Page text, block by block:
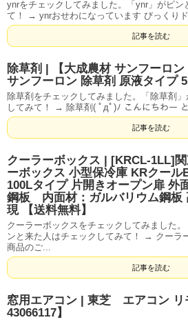
ynrをチェックしてみました。「ynr」がピン
て！ → ynrおせわになっています びっくり
記事を読む
除草剤 | 【大成農材 サンフーロ
サンフーロン 除草剤 原液タイプ
除草剤をチェックしてみました。「除草剤
してみて！ → 除草剤( ﾟдﾟ)ﾉ こんにちわー
記事を読む
クーラーボックス | [KRCL-1LL]
ーボックス 小型保冷庫 KRクール
100Lタイプ 片開きオープン扉 外
鋼板 内面材：ガルバリウム鋼板
現 【送料無料】
クーラーボックスをチェックしてみました
ンと来た人はチェックしてみて！ → クーラ
商品のご...
記事を読む
窓用エアコン | 東芝 エアコン
43066117】